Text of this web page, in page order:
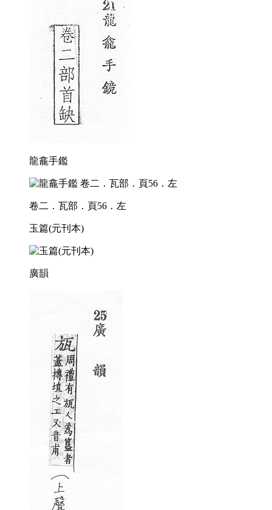
龍龕手鑑
卷二．瓦部．頁56．左
玉篇(元刊本)
廣韻